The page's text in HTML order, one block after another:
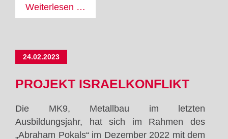
Weiterlesen …
2023
24.02.2023
PROJEKT ISRAELKONFLIKT
Die MK9, Metallbau im letzten
Ausbildungsjahr, hat sich im Rahmen des
„Abraham Pokals“ im Dezember 2022 mit dem